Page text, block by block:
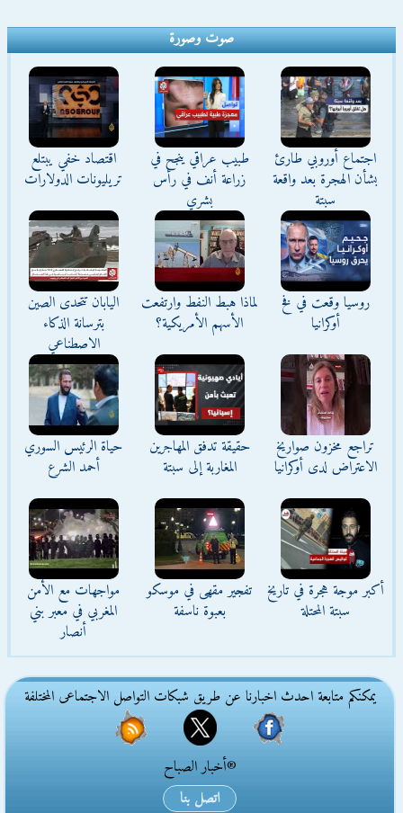
صوت وصورة
اجتماع أوروبي طارئ
بشأن الهجرة بعد واقعة
سبتة
طبيب عراقي ينجح في
زراعة أنف في رأس
بشري
اقتصاد خفي يبتلع
تريليونات الدولارات
روسيا وقعت في فخ
أوكرانيا
لماذا هبط النفط وارتفعت
الأسهم الأمريكية؟
اليابان تتحدى الصين
بترسانة الذكاء
الاصطناعي
تراجع مخزون صواريخ
الاعتراض لدى أوكرانيا
حقيقة تدفق المهاجرين
المغاربة إلى سبتة
حياة الرئيس السوري
أحمد الشرع
أكبر موجة هجرة في تاريخ
سبتة المحتلة
تفجير مقهى في موسكو
بعبوة ناسفة
مواجهات مع الأمن
المغربي في معبر بني
أنصار
يمكنكم متابعة احدث اخبارنا عن طريق شبكات التواصل الاجتماعى المختلفة
®أخبار الصباح
اتصل بنا